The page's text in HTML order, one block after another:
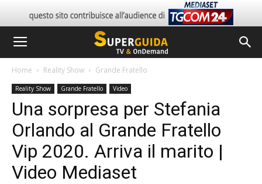
Home Reality Show Grande Fratello
Reality Show Grande Fratello Video
Una sorpresa per Stefania
Orlando al Grande Fratello
Vip 2020. Arriva il marito |
Video Mediaset